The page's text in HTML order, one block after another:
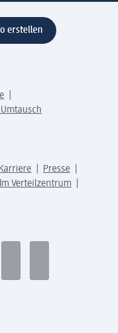
erstellen
Presse
Verteilzentrum